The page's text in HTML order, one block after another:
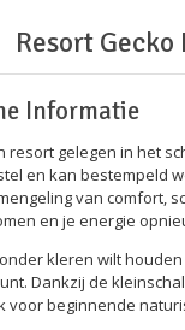
Resort
Informatie
gelegen in het
en kan bestempeld
van comfort,
en je energie
kleren wilt
Dankzij de
voor beginnende